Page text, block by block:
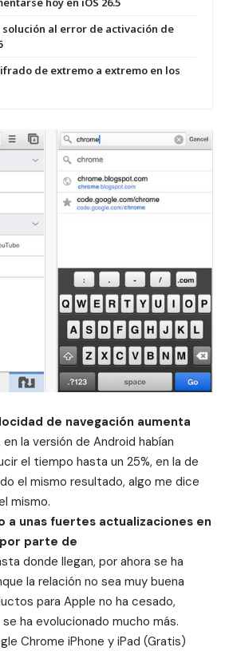
al error de activación de
de extremo a extremo en los
de navegación aumenta
en la versión de Android habían
el tiempo hasta un 25%, en la de
el mismo resultado, algo me dice
mismo.
a unas fuertes actualizaciones en
parte de
donde llegan, por ahora se ha
la relación no sea muy buena
para Apple no ha cesado,
ha evolucionado mucho más.
Chrome iPhone y iPad (Gratis)